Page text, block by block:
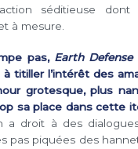
séditieuse dont
à mesure.
pas, Earth
titiller l’intérêt des
grotesque, plus
sa place dans cette
a droit à des
pas piquées des